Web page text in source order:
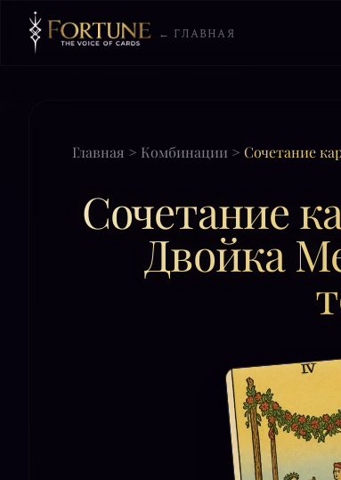
← ГЛАВНАЯ
Главная > Комбинации > Сочетание
Сочетание
Двойка